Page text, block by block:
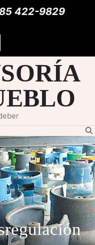
422-9829